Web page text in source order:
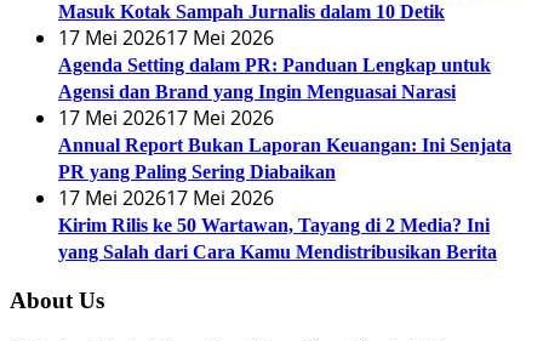
Masuk Kotak Sampah Jurnalis dalam 10 Detik
17 Mei 202617 Mei 2026
Agenda Setting dalam PR: Panduan Lengkap untuk
Agensi dan Brand yang Ingin Menguasai Narasi
17 Mei 202617 Mei 2026
Annual Report Bukan Laporan Keuangan: Ini Senjata
PR yang Paling Sering Diabaikan
17 Mei 202617 Mei 2026
Kirim Rilis ke 50 Wartawan, Tayang di 2 Media? Ini
yang Salah dari Cara Kamu Mendistribusikan Berita
About Us